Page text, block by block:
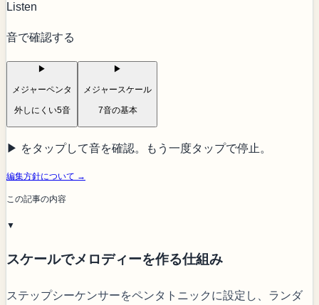
Listen
音で確認する
▶
メジャーペンタ
外しにくい5音
▶
メジャースケール
7音の基本
▶ をタップして音を確認。もう一度タップで停止。
編集方針について →
この記事の内容
▼
スケールでメロディーを作る仕組み
ステップシーケンサーをペンタトニックに設定し、ランダ